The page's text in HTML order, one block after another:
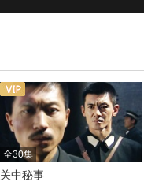
全30集
关中秘事